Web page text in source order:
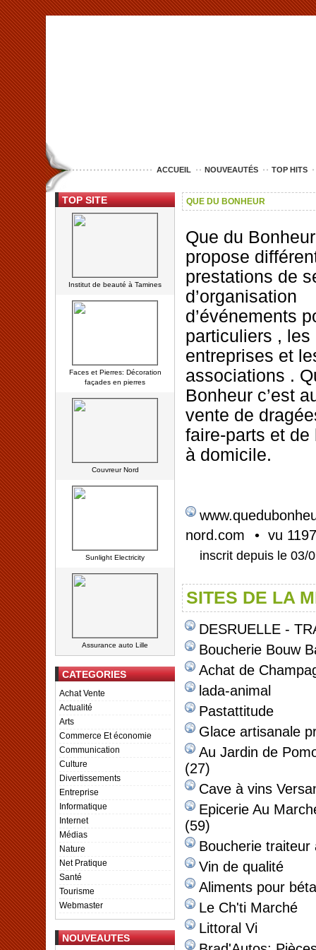
<img src="http://www.lille-entreprise.com/images/anim.jpg"
ACCUEIL NOUVEAUTÉS TOP HITS
TOP SITE
Institut de beauté à Tamines
Faces et Pierres: Décoration
façades en pierres
Couvreur Nord
Sunlight Electricity
Assurance auto Lille
CATEGORIES
Achat Vente
Actualité
Arts
Commerce Et économie
Communication
Culture
Divertissements
Entreprise
Informatique
Internet
Médias
Nature
Net Pratique
Santé
Tourisme
Webmaster
NOUVEAUTES
QUE DU BONHEUR
Que du
propose
prestations de
d’organisation
d’événements
particuliers , les
entreprises et
associations .
Bonheur c’est
vente de
faire-parts et de
à domicile.
nord.com
• vu
inscrit depuis le 03/
SITES DE LA
DESRUELLE -
Boucherie Bouw
Achat de
lada-animal
Pastattitude
Glace artisanale
Au Jardin de
(27)
Cave à vins
Epicerie Au
(59)
Boucherie traiteur
Vin de qualité
Aliments pour
Le Ch'ti Marché
Littoral Vi